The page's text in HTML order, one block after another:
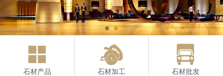
石材产品 石材加工 石材批发